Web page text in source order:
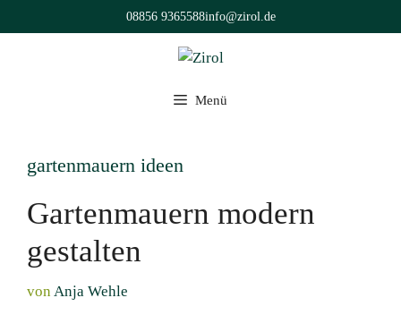
Inhalt
08856 9365588info@zirol.de
Menü
gartenmauern ideen
Gartenmauern modern
gestalten
von Anja Wehle